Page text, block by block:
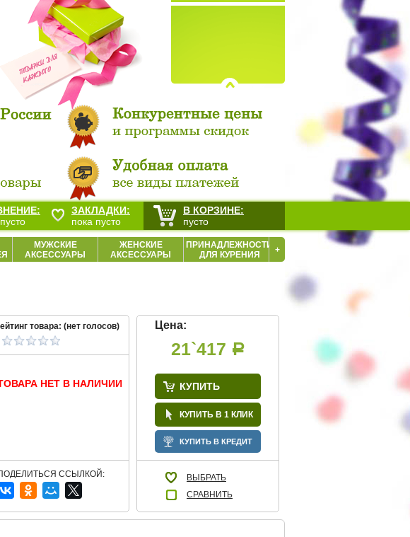
МУЖСКИЕ
АКСЕССУАРЫ
ЖЕНСКИЕ
АКСЕССУАРЫ
ПРИНАДЛЕЖНОСТИ
ДЛЯ КУРЕНИЯ
+
товара: (нет голосов)
НЕТ В НАЛИЧИИ
ССЫЛКОЙ:
Цена:
21`417 Р
КУПИТЬ
КУПИТЬ В 1 КЛИК
КУПИТЬ В КРЕДИТ
ВЫБРАТЬ
СРАВНИТЬ
ЗАКЛАДКИ:
пока пусто
В КОРЗИНЕ:
пусто